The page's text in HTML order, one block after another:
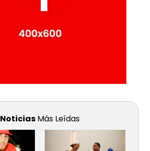
Noticias Más Leídas